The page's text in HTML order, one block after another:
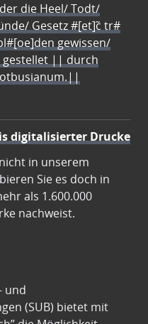
die Heel/ Todt/
Gesetz #[et]c̃ tr#
gewissen/
gestellet || durch
digitalisierter Drucke
in unserem
Sie es doch in
als 1.600.000
nachweist.
und
(SUB) bietet mit